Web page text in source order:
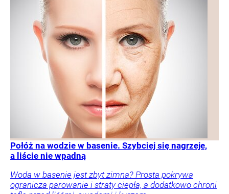
Połóż na wodzie w basenie. Szybciej się nagrzeje,
a liście nie wpadną
Woda w basenie jest zbyt zimna? Prosta pokrywa
ogranicza parowanie i straty ciepła, a dodatkowo chroni